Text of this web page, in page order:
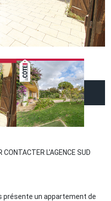
L'AGENCE SUD
présente un appartement de